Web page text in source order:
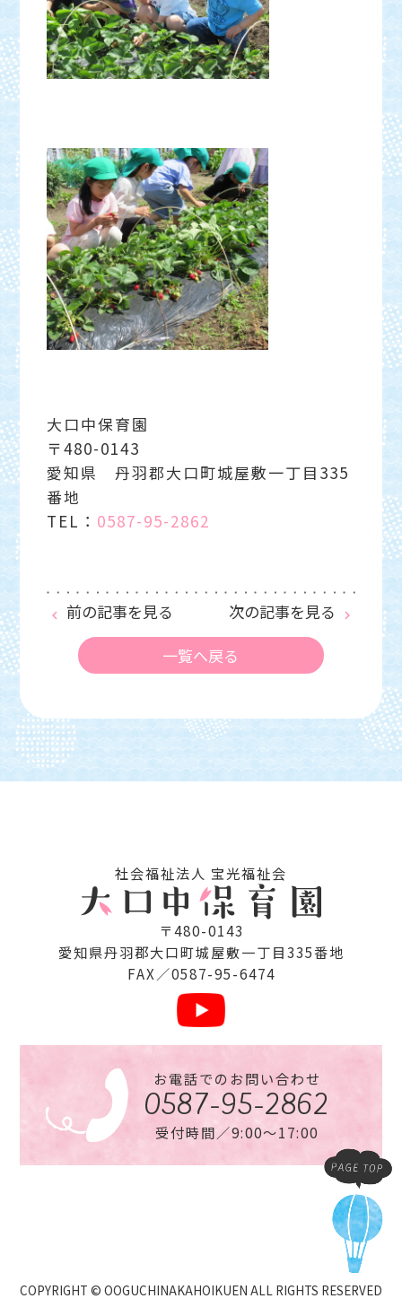
大口中保育園
〒480-0143
愛知県 丹羽郡大口町城屋敷一丁目335
番地
TEL： 0587-95-2862
keyboard_arrow_left 前の記事を見る 次の記事を見る keyboard_arrow_right
一覧へ戻る
社会福祉法⼈ 宝光福祉会
〒480-0143
愛知県丹⽻郡⼤⼝町城屋敷⼀丁⽬335番地
FAX／0587-95-6474
お電話でのお問い合わせ
0587-95-2862
受付時間／9:00〜17:00
COPYRIGHT © OOGUCHINAKAHOIKUEN ALL RIGHTS RESERVED